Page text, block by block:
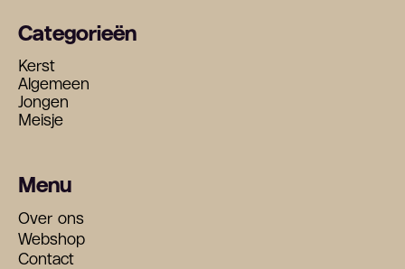
Categorieën
Kerst
Algemeen
Jongen
Meisje
Menu
Over ons
Webshop
Contact